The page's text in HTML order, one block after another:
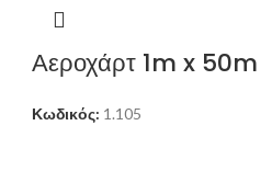
Αεροχάρτ 1m x 50m
Κωδικός: 1.105